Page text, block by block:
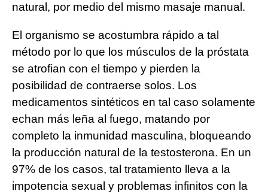
natural, por medio del mismo masaje manual.
El organismo se acostumbra rápido a tal
método por lo que los músculos de la próstata
se atrofian con el tiempo y pierden la
posibilidad de contraerse solos. Los
medicamentos sintéticos en tal caso solamente
echan más leña al fuego, matando por
completo la inmunidad masculina, bloqueando
la producción natural de la testosterona. En un
97% de los casos, tal tratamiento lleva a la
impotencia sexual y problemas infinitos con la